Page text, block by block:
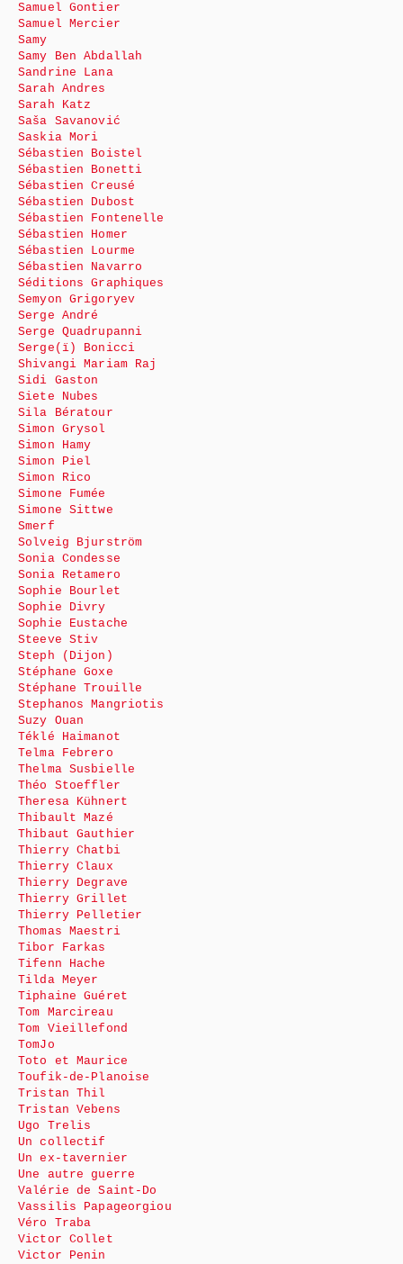
Samuel Gontier
Samuel Mercier
Samy
Samy Ben Abdallah
Sandrine Lana
Sarah Andres
Sarah Katz
Saša Savanović
Saskia Mori
Sébastien Boistel
Sébastien Bonetti
Sébastien Creusé
Sébastien Dubost
Sébastien Fontenelle
Sébastien Homer
Sébastien Lourme
Sébastien Navarro
Séditions Graphiques
Semyon Grigoryev
Serge André
Serge Quadrupanni
Serge(ï) Bonicci
Shivangi Mariam Raj
Sidi Gaston
Siete Nubes
Sila Bératour
Simon Grysol
Simon Hamy
Simon Piel
Simon Rico
Simone Fumée
Simone Sittwe
Smerf
Solveig Bjurström
Sonia Condesse
Sonia Retamero
Sophie Bourlet
Sophie Divry
Sophie Eustache
Steeve Stiv
Steph (Dijon)
Stéphane Goxe
Stéphane Trouille
Stephanos Mangriotis
Suzy Ouan
Téklé Haimanot
Telma Febrero
Thelma Susbielle
Théo Stoeffler
Theresa Kühnert
Thibault Mazé
Thibaut Gauthier
Thierry Chatbi
Thierry Claux
Thierry Degrave
Thierry Grillet
Thierry Pelletier
Thomas Maestri
Tibor Farkas
Tifenn Hache
Tilda Meyer
Tiphaine Guéret
Tom Marcireau
Tom Vieillefond
TomJo
Toto et Maurice
Toufik-de-Planoise
Tristan Thil
Tristan Vebens
Ugo Trelis
Un collectif
Un ex-tavernier
Une autre guerre
Valérie de Saint-Do
Vassilis Papageorgiou
Véro Traba
Victor Collet
Victor Penin